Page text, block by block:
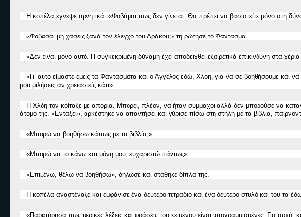
Η κοπέλα έγνεψε αρνητικά. «Φοβάμαι πως δεν γίνεται. Θα πρέπει να βασιστείτε μόνο στη
«Φοβάσαι μη χάσεις ξανά τον έλεγχο του Δράκου;» τη ρώτησε το Φάντασμα.
«Δεν είναι μόνο αυτό. Η συγκεκριμένη δύναμη έχει αποδειχθεί εξαιρετικά επικίνδυνη στα
«Γι’ αυτό είμαστε εμείς τα Φαντάσματα και ο Άγγελος εδώ, Χλόη, για να σε βοηθήσουμε και
μου μιλήσεις αν χρειαστείς κάτι».
Η Χλόη τον κοίταξε με απορία. Μπορεί, πλέον, να ήταν σύμμαχοι αλλά δεν μπορούσε να
άτομό της. «Εντάξει», αρκέστηκε να απαντήσει και γύρισε πίσω στη στήλη με τα βιβλία,
«Μπορώ να βοηθήσω κάπως με τα βιβλία;»
«Μπορώ να το κάνω και μόνη μου, ευχαριστώ πάντως».
«Επιμένω, θέλω να βοηθήσω», δήλωσε και στάθηκε δίπλα της.
Η κοπέλα αναστέναξε και εμφάνισε ένα δεύτερο τετράδιο και ένα δεύτερο στυλό και του τα
«Παρατήρησα πως μερικές λέξεις και φράσεις του κειμένου είναι υπογραμμισμένες. Για